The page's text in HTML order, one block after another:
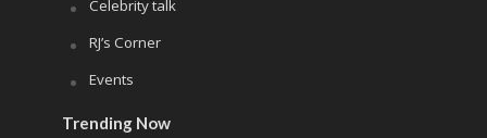
Celebrity talk
RJ’s Corner
Events
Trending Now